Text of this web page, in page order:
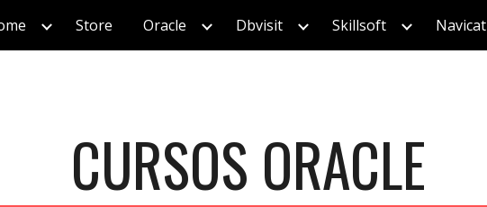
Skip to main content Skip to navigation
Store Oracle Dbvisit Skillsoft Navicat
CURSOS ORACLE